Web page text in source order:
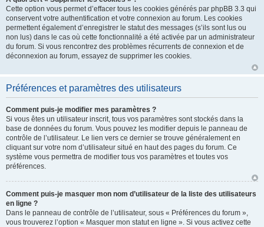
Cette option vous permet d’effacer tous les cookies générés par phpBB 3.3 qui
conservent votre authentification et votre connexion au forum. Les cookies
permettent également d’enregistrer le statut des messages (s’ils sont lus ou
non lus) dans le cas où cette fonctionnalité a été activée par un administrateur
du forum. Si vous rencontrez des problèmes récurrents de connexion et de
déconnexion au forum, essayez de supprimer les cookies.
Préférences et paramètres des utilisateurs
Comment puis-je modifier mes paramètres ?
Si vous êtes un utilisateur inscrit, tous vos paramètres sont stockés dans la
base de données du forum. Vous pouvez les modifier depuis le panneau de
contrôle de l’utilisateur. Le lien vers ce dernier se trouve généralement en
cliquant sur votre nom d’utilisateur situé en haut des pages du forum. Ce
système vous permettra de modifier tous vos paramètres et toutes vos
préférences.
Comment puis-je masquer mon nom d’utilisateur de la liste des utilisateurs
en ligne ?
Dans le panneau de contrôle de l’utilisateur, sous « Préférences du forum »,
vous trouverez l’option « Masquer mon statut en ligne ». Si vous activez cette